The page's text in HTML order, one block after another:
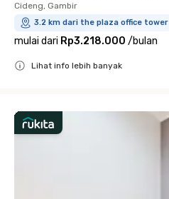
Cideng, Gambir
3.2 km dari the plaza office tower
mulai dari Rp3.218.000 /bulan
Lihat info lebih banyak